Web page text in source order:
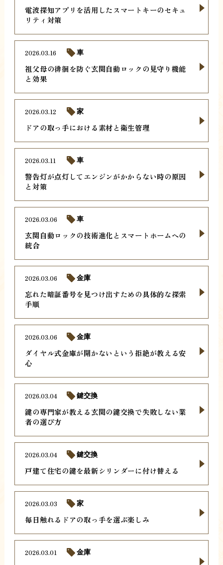
電波探知アプリを活用したスマートキーのセキュ
リティ対策
祖父母の徘徊を防ぐ玄関自動ロックの見守り機能
と効果
2026.03.16 車
ドアの取っ手における素材と衛生管理
2026.03.12 家
警告灯が点灯してエンジンがかからない時の原因
と対策
2026.03.11 車
玄関自動ロックの技術進化とスマートホームへの
統合
2026.03.06 車
忘れた暗証番号を見つけ出すための具体的な探索
手順
2026.03.06 金庫
ダイヤル式金庫が開かないという拒絶が教える安
心
2026.03.06 金庫
鍵の専門家が教える玄関の鍵交換で失敗しない業
者の選び方
2026.03.04 鍵交換
戸建て住宅の鍵を最新シリンダーに付け替える
2026.03.04 鍵交換
毎日触れるドアの取っ手を選ぶ楽しみ
2026.03.03 家
2026.03.01 金庫